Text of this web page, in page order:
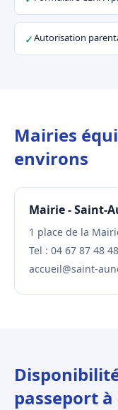
✓Autorisation
Mairies
environs
Mairie - Saint-
1 place de la
Tel : 04 67 87 48 48
accueil@saint-
passeport